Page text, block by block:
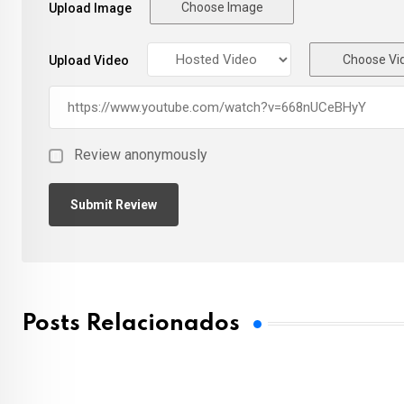
Upload Image Choose Image
Upload Video Choose
Review anonymously
Posts Relacionados